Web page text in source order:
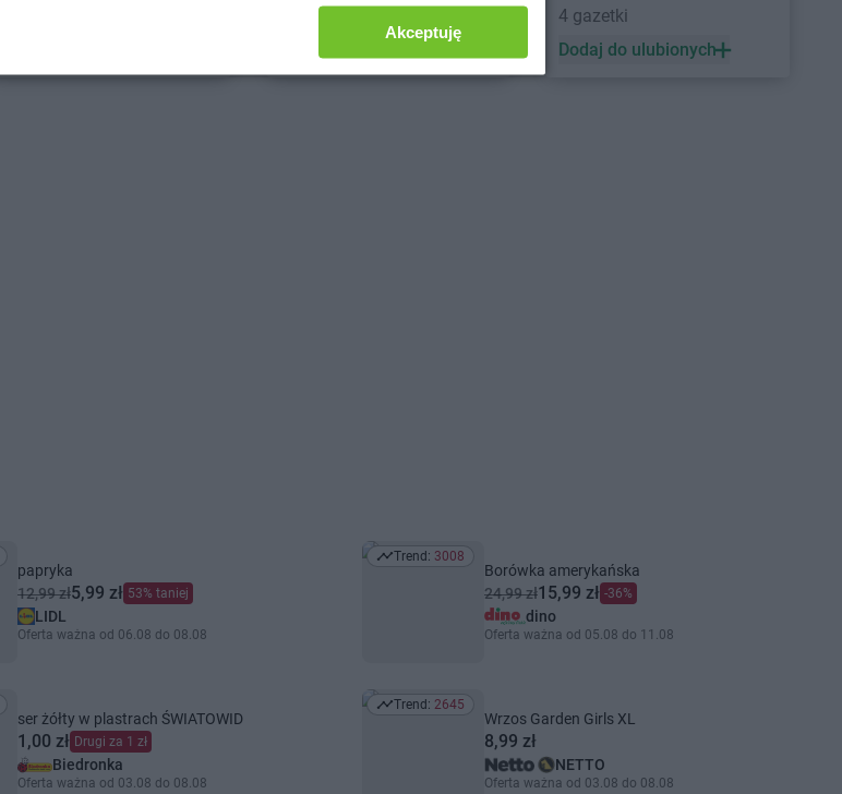
9 gazetek
4 gazetki
Dodaj do ulubionych
papryka
12,99 zł5,99 zł 53% taniej
LIDL
Oferta ważna od 06.08 do 08.08
Trend: 3008
Trend: 3008
Borówka amerykańska
24,99 zł15,99 zł -36%
dino
Oferta ważna od 05.08 do 11.08
ser żółty w plastrach ŚWIATOWID
1,00 zł Drugi za 1 zł
Biedronka
Oferta ważna od 03.08 do 08.08
Trend: 2645
Trend: 2645
Wrzos Garden Girls XL
8,99 zł
NETTO
Oferta ważna od 03.08 do 08.08
Akceptuję